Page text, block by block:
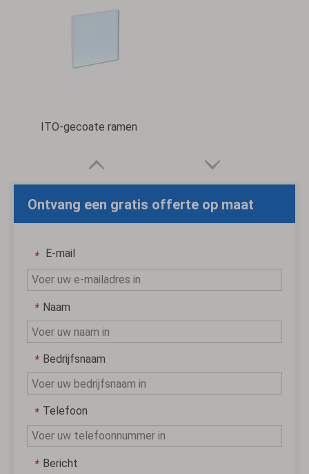
ITO-gecoate ramen
Ontvang een gratis offerte op maat
* E-mail
* Naam
* Bedrijfsnaam
* Telefoon
* Bericht